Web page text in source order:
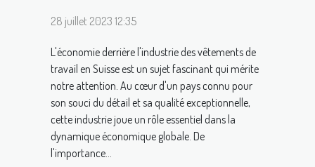
28 juillet 2023 12:35
L'économie derrière l'industrie des vêtements de
travail en Suisse est un sujet fascinant qui mérite
notre attention. Au cœur d'un pays connu pour
son souci du détail et sa qualité exceptionnelle,
cette industrie joue un rôle essentiel dans la
dynamique économique globale. De
l'importance...